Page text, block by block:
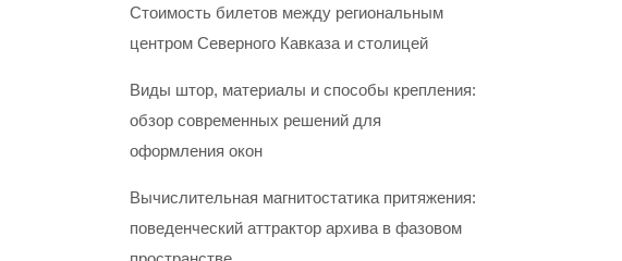
Стоимость билетов между региональным
центром Северного Кавказа и столицей
Виды штор, материалы и способы крепления:
обзор современных решений для
оформления окон
Вычислительная магнитостатика притяжения:
поведенческий аттрактор архива в фазовом